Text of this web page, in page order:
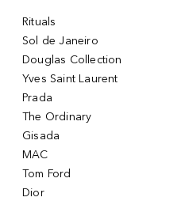
Rituals
Sol de Janeiro
Douglas Collection
Yves Saint Laurent
Prada
The Ordinary
Gisada
MAC
Tom Ford
Dior